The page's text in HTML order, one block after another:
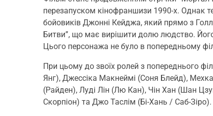
перезапуском кінофраншизи 1990-х. Однак
бойовиків Джонні Кейджа, який прямо з
Битви”, що має вирішити долю людство. Його
Цього персонажа не було в попередньому
При цьому до звоїх ролей з попереднього
Янг), Джессіка Макнеймі (Соня Блейд),
(Райден), Луді Лін (Лю Кан), Чін Хан (Шан
Скорпіон) та Джо Таслім (Бі-Хань / Саб-Зіро).